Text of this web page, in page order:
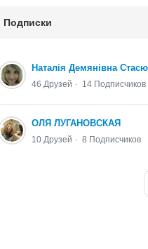
Подписки
Наталія Демянівна
46 Друзей 14 Подписчиков
ОЛЯ ЛУГАНОВСКАЯ
10 Друзей 8 Подписчиков